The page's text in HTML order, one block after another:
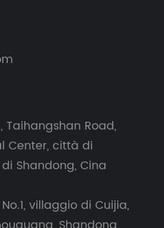
Taihangshan Road,
Center, città di
Shandong, Cina
villaggio di Cuijia,